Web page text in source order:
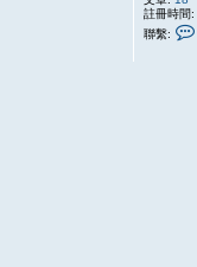
註冊時間:
聯繫: